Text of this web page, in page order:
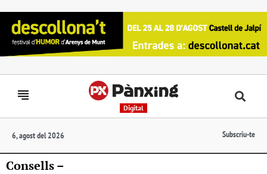
Digital
6, agost del 2026 Subscriu-te
Consells –